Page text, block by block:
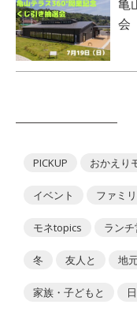
亀
会
PICKUP おかえり
イベント ファミ
モネtopics ラン
冬 友人と 地
家族・子どもと